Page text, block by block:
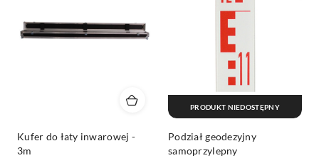
Kufer do łaty inwarowej -
3m
Podział geodezyjny
samoprzylepny
PRODUKT NIEDOSTĘPNY